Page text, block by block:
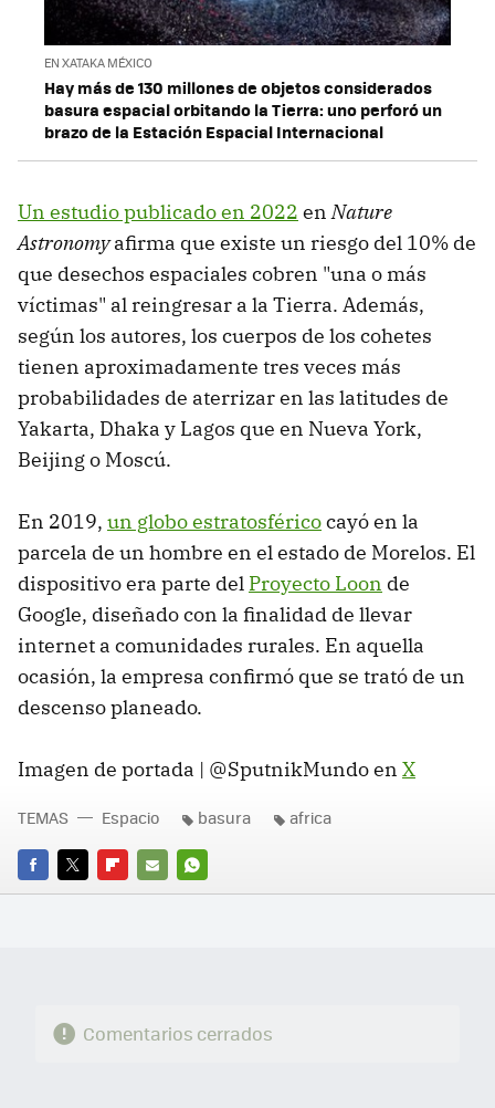
EN XATAKA MÉXICO
Hay más de 130 millones de objetos considerados
basura espacial orbitando la Tierra: uno perforó un
brazo de la Estación Espacial Internacional
Un estudio publicado en 2022 enNature
Astronomyafirma que existe un riesgo del 10% de
que desechos espaciales cobren "una o más
víctimas" al reingresar a la Tierra. Además,
según los autores, los cuerpos de los cohetes
tienen aproximadamente tres veces más
probabilidades de aterrizar en las latitudes de
Yakarta, Dhaka y Lagos que en Nueva York,
Beijing o Moscú.
En 2019, un globo estratosféricocayó en la
parcela de un hombre en el estado de Morelos. El
dispositivo era parte del Proyecto Loon de
Google, diseñado con la finalidad de llevar
internet a comunidades rurales. En aquella
ocasión, la empresa confirmó que se trató de un
descenso planeado.
Imagen de portada | @SputnikMundo en X
FACEBOOK
TWITTERFLIPBOARD
E-
WHATSAPP
TEMAS Espacio basura africa
Comentarios cerrados